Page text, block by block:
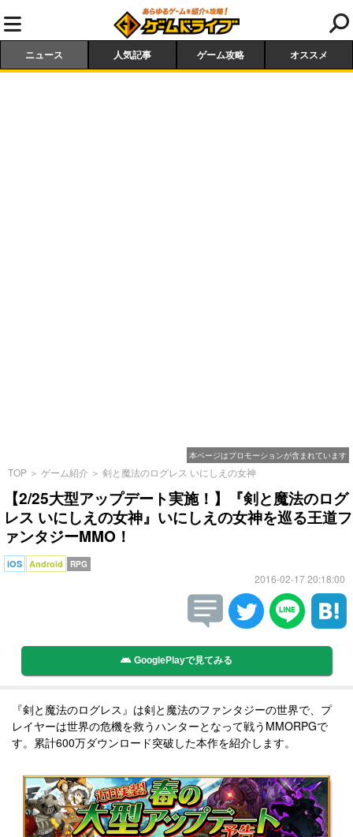
ニュース 人気記事 ゲーム攻略 オススメ
本ページはプロモーションが含まれています
TOP ＞ ゲーム紹介 ＞ 剣と魔法のログレス いにしえの女神
【2/25大型アップデート実施！】『剣と魔法のログ
レス いにしえの女神』いにしえの女神を巡る王道フ
ァンタジーMMO！
iOS Android RPG
2016-02-17 20:18:00
GooglePlayで見てみる
『剣と魔法のログレス』は剣と魔法のファンタジーの世界で、プ
レイヤーは世界の危機を救うハンターとなって戦うMMORPGで
す。累計600万ダウンロード突破した本作を紹介します。